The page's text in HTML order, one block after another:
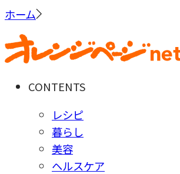
ホーム
CONTENTS
レシピ
暮らし
美容
ヘルスケア